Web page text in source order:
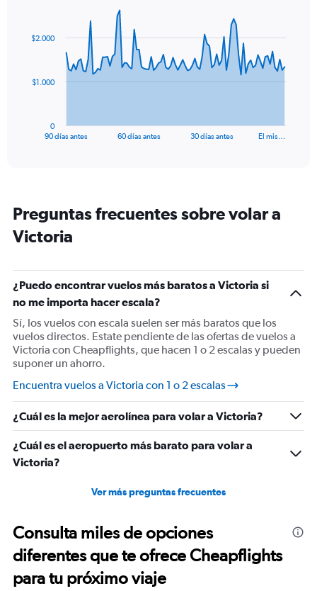
data
The
categories.
The
chart
1
Y
displaying
values.
Range:
0
to
90 días antes 60 días antes 30 días antes El mis…
0
$1.000
$2.000
Preguntas frecuentes sobre volar a
Victoria
¿Puedo encontrar vuelos más baratos a Victoria si
no me importa hacer escala?
Sí, los vuelos con escala suelen ser más baratos que los
vuelos directos. Estate pendiente de las ofertas de vuelos a
Victoria con Cheapflights, que hacen 1 o 2 escalas y pueden
suponer un ahorro.
Encuentra vuelos a Victoria con 1 o 2 escalas
¿Cuál es la mejor aerolínea para volar a Victoria?
¿Cuál es el aeropuerto más barato para volar a
Victoria?
Ver más preguntas frecuentes
Consulta miles de opciones
diferentes que te ofrece Cheapflights
para tu próximo viaje